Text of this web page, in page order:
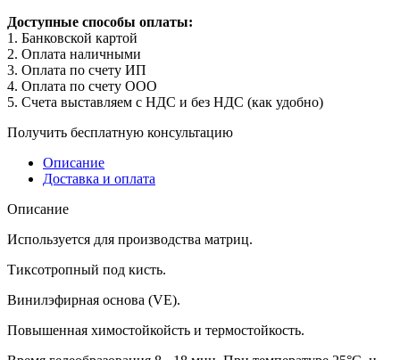
Доступные способы оплаты:
1. Банковской картой
2. Оплата наличными
3. Оплата по счету ИП
4. Оплата по счету ООО
5. Счета выставляем с НДС и без НДС (как удобно)
Получить бесплатную консультацию
Описание
Доставка и оплата
Описание
Используется для производства матриц.
Тиксотропный под кисть.
Винилэфирная основа (VE).
Повышенная химостойкойсть и термостойкость.